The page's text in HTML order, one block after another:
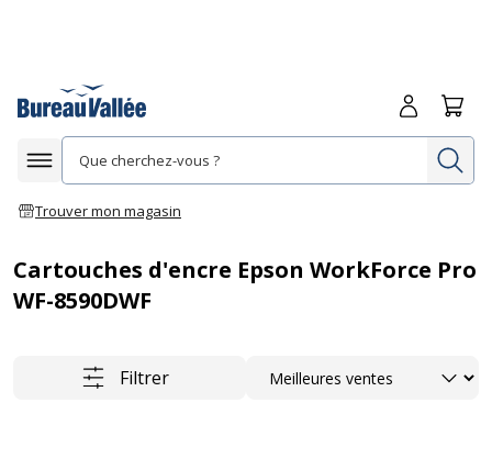
Afficher la navigation
Trouver mon magasin
Me
Cartouches d'encre Epson WorkForce Pro
WF-8590DWF
Filtrer Trier